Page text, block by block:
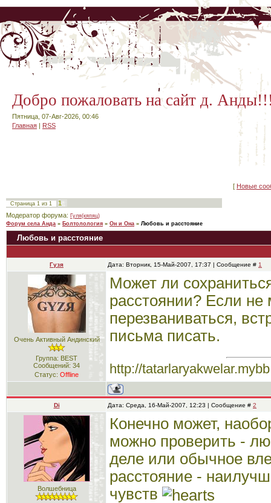
Добро пожаловать на сайт д.
Пятница, 07-Авг-2026, 00:46
Главная | RSS
[ Новые
Страница 1 из 1
1
Модератор форума: Гуля(кяпяц)
Форум села Анда » Болтолология » Он и Она » Любовь и расстояние
Любовь и расстояние
Гузя Дата: Вторник, 15-Май-2007, 17:37 | Сообщение # 1
Очень Активный Андинский
Группа: BEST
Сообщений: 34
Статус: Offline
Может ли
расстоянии? Если
перезваниваться,
письма писать.
http://
Di Дата: Среда, 16-Май-2007, 12:23 | Сообщение # 2
Волшебница
Конечно может,
можно проверить -
деле или обычное
расстояние -
чувств